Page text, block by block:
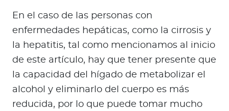
En el caso de las personas con
enfermedades hepáticas, como la cirrosis y
la hepatitis, tal como mencionamos al inicio
de este artículo, hay que tener presente que
la capacidad del hígado de metabolizar el
alcohol y eliminarlo del cuerpo es más
reducida, por lo que puede tomar mucho